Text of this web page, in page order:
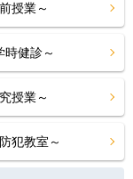
授業～
健診～
授業～
犯教室～